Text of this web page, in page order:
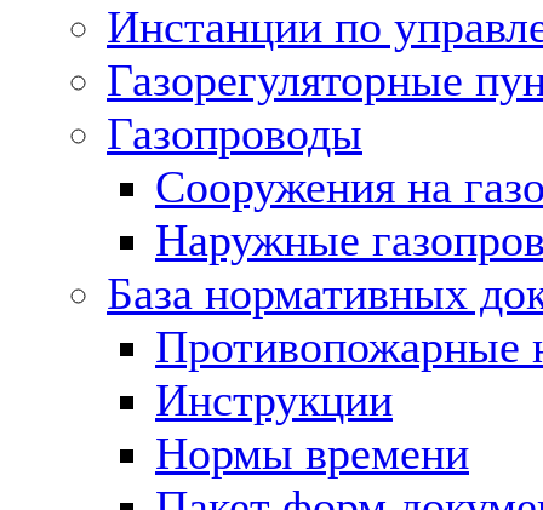
Инстанции по
Газорегуляторные
Газопроводы
Сооружения на
Наружные
База нормативных
Противопожарные
Инструкции
Нормы времени